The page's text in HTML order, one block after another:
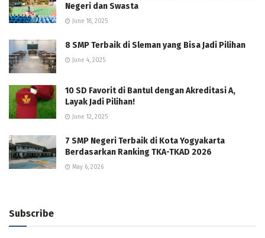
Negeri dan Swasta
June 18, 2025
8 SMP Terbaik di Sleman yang Bisa Jadi Pilihan
June 4, 2025
10 SD Favorit di Bantul dengan Akreditasi A,
Layak Jadi Pilihan!
June 12, 2025
7 SMP Negeri Terbaik di Kota Yogyakarta
Berdasarkan Ranking TKA-TKAD 2026
May 6, 2026
Subscribe